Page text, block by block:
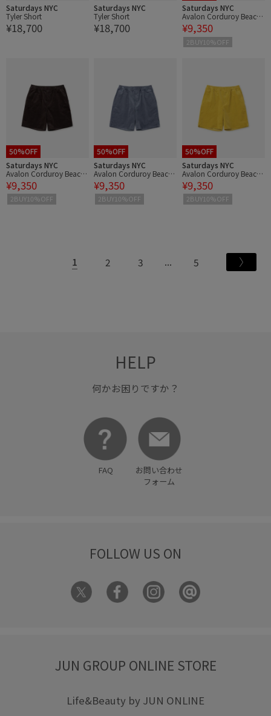
Saturdays NYC
Tyler Short
¥18,700
Saturdays NYC
Tyler Short
¥18,700
Saturdays NYC
Avalon Corduroy Beach
Short
¥9,350
2BUY10%OFF
50%OFF
Saturdays NYC
Avalon Corduroy Beach
Short
¥9,350
2BUY10%OFF
50%OFF
Saturdays NYC
Avalon Corduroy Beach
Short
¥9,350
2BUY10%OFF
50%OFF
Saturdays NYC
Avalon Corduroy Beach
Short
¥9,350
2BUY10%OFF
1 2 3 5
HELP
何かお困りですか？
FAQ
お問い合わせ
フォーム
FOLLOW US ON
JUN GROUP ONLINE STORE
Life&Beauty by JUN ONLINE